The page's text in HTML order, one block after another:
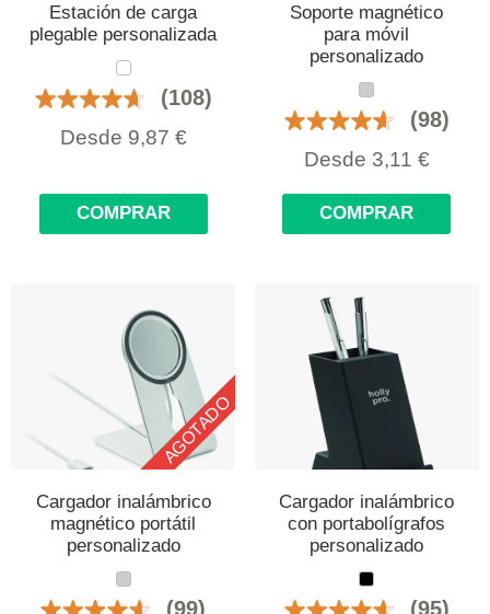
Estación de carga
plegable personalizada
(108)
Desde 9,87 €
COMPRAR
Soporte magnético
para móvil
personalizado
(98)
Desde 3,11 €
COMPRAR
AGOTADO
Cargador inalámbrico
magnético portátil
personalizado
(99)
Cargador inalámbrico
con portabolígrafos
personalizado
(95)